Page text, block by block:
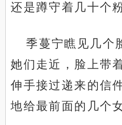
还是蹲守着几十个
季蔓宁瞧见几个
她们走近，脸上带
伸手接过递来的信
地给最前面的几个